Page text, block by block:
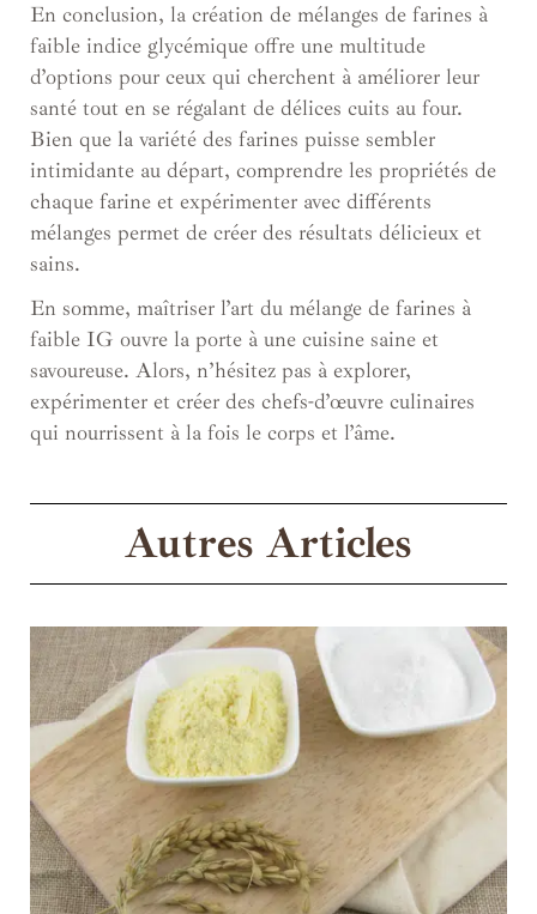
En conclusion, la création de mélanges de farines à
faible indice glycémique offre une multitude
d’options pour ceux qui cherchent à améliorer leur
santé tout en se régalant de délices cuits au four.
Bien que la variété des farines puisse sembler
intimidante au départ, comprendre les propriétés de
chaque farine et expérimenter avec différents
mélanges permet de créer des résultats délicieux et
sains.
En somme, maîtriser l’art du mélange de farines à
faible IG ouvre la porte à une cuisine saine et
savoureuse. Alors, n’hésitez pas à explorer,
expérimenter et créer des chefs-d’œuvre culinaires
qui nourrissent à la fois le corps et l’âme.
Autres Articles